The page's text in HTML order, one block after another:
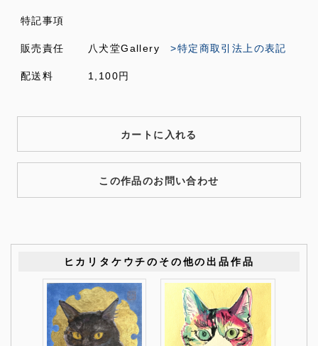
特記事項
販売責任 八犬堂Gallery>特定商取引法上の表記
配送料 1,100円
カートに入れる
この作品のお問い合わせ
ヒカリタケウチのその他の出品作品